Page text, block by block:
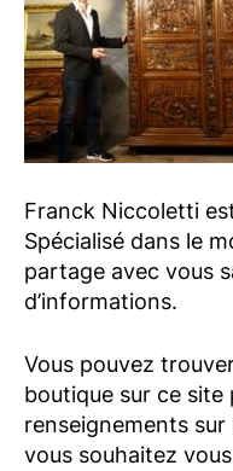
Franck Niccoletti
Spécialisé dans le
partage avec vous
d’informations.
Vous pouvez
boutique sur ce site
renseignements
vous souhaitez